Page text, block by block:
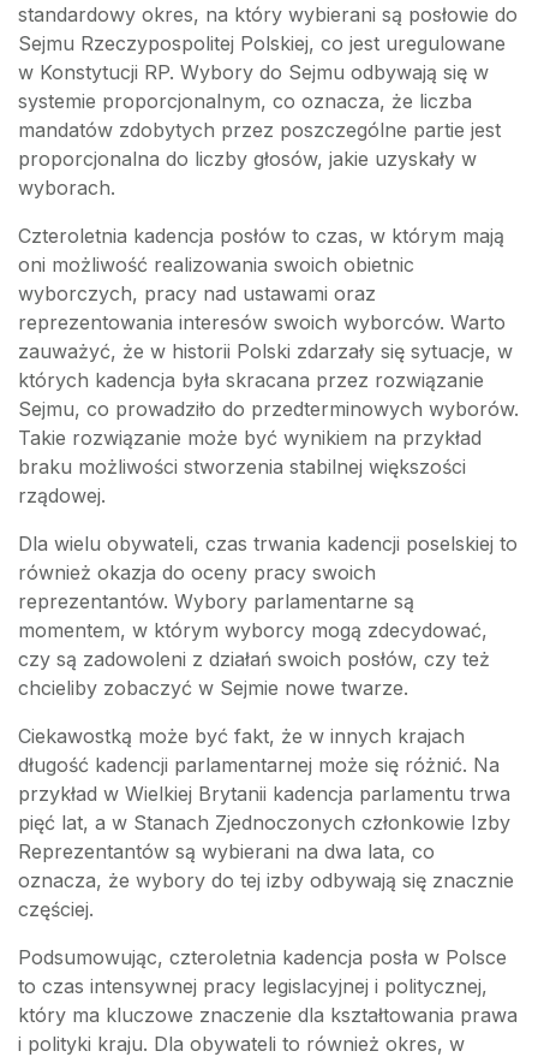
standardowy okres, na który wybierani są posłowie do
Sejmu Rzeczypospolitej Polskiej, co jest uregulowane
w Konstytucji RP. Wybory do Sejmu odbywają się w
systemie proporcjonalnym, co oznacza, że liczba
mandatów zdobytych przez poszczególne partie jest
proporcjonalna do liczby głosów, jakie uzyskały w
wyborach.
Czteroletnia kadencja posłów to czas, w którym mają
oni możliwość realizowania swoich obietnic
wyborczych, pracy nad ustawami oraz
reprezentowania interesów swoich wyborców. Warto
zauważyć, że w historii Polski zdarzały się sytuacje, w
których kadencja była skracana przez rozwiązanie
Sejmu, co prowadziło do przedterminowych wyborów.
Takie rozwiązanie może być wynikiem na przykład
braku możliwości stworzenia stabilnej większości
rządowej.
Dla wielu obywateli, czas trwania kadencji poselskiej to
również okazja do oceny pracy swoich
reprezentantów. Wybory parlamentarne są
momentem, w którym wyborcy mogą zdecydować,
czy są zadowoleni z działań swoich posłów, czy też
chcieliby zobaczyć w Sejmie nowe twarze.
Ciekawostką może być fakt, że w innych krajach
długość kadencji parlamentarnej może się różnić. Na
przykład w Wielkiej Brytanii kadencja parlamentu trwa
pięć lat, a w Stanach Zjednoczonych członkowie Izby
Reprezentantów są wybierani na dwa lata, co
oznacza, że wybory do tej izby odbywają się znacznie
częściej.
Podsumowując, czteroletnia kadencja posła w Polsce
to czas intensywnej pracy legislacyjnej i politycznej,
który ma kluczowe znaczenie dla kształtowania prawa
i polityki kraju. Dla obywateli to również okres, w